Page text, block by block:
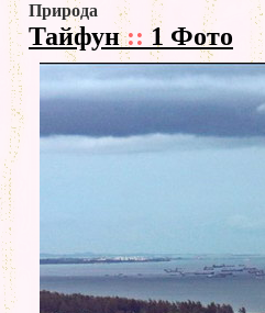
Природа
Тайфун:: 1 Фото